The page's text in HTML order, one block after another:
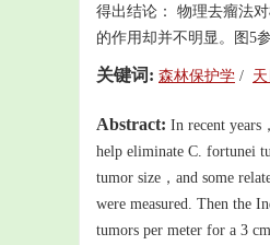
得出结论： 物理去瘤法
的作用却并不明显。图5
关键词: 森林保护学 /
Abstract: In recent years
help eliminate C. fortunei
tumor size，and some
were measured. Then the
tumors per meter for a 3